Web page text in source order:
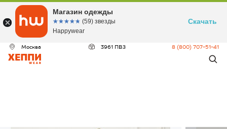
Москва 3961 ПВЗ 8 (800) 707-51-41
Магазин одежды
☆☆☆☆☆
★★★★★ (59) звезды
Happywear
Скачать